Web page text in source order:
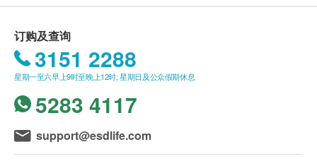
HK$80运费。
我们将于确定订单后15个工作日内，依地区货期由
屈臣氏蒸馏水送上。
送货服务只限本地，送货范围包括港岛、九龙及新
界的一般地区。
送货服务不适用於偏远地区（例如：禁区）、离
岛、愉景湾、流浮山、马湾（东涌市镇除外）等地
订购及查询
3151 2288
星期一至六早上9时至晚上12时; 星期日及公众假期休息
5283 4117
support@esdlife.com